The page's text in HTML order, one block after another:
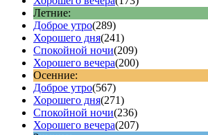
Летние:
Доброе утро(289)
Хорошего дня(241)
Спокойной ночи(209)
Хорошего вечера(200)
Осенние:
Доброе утро(567)
Хорошего дня(271)
Спокойной ночи(236)
Хорошего вечера(207)